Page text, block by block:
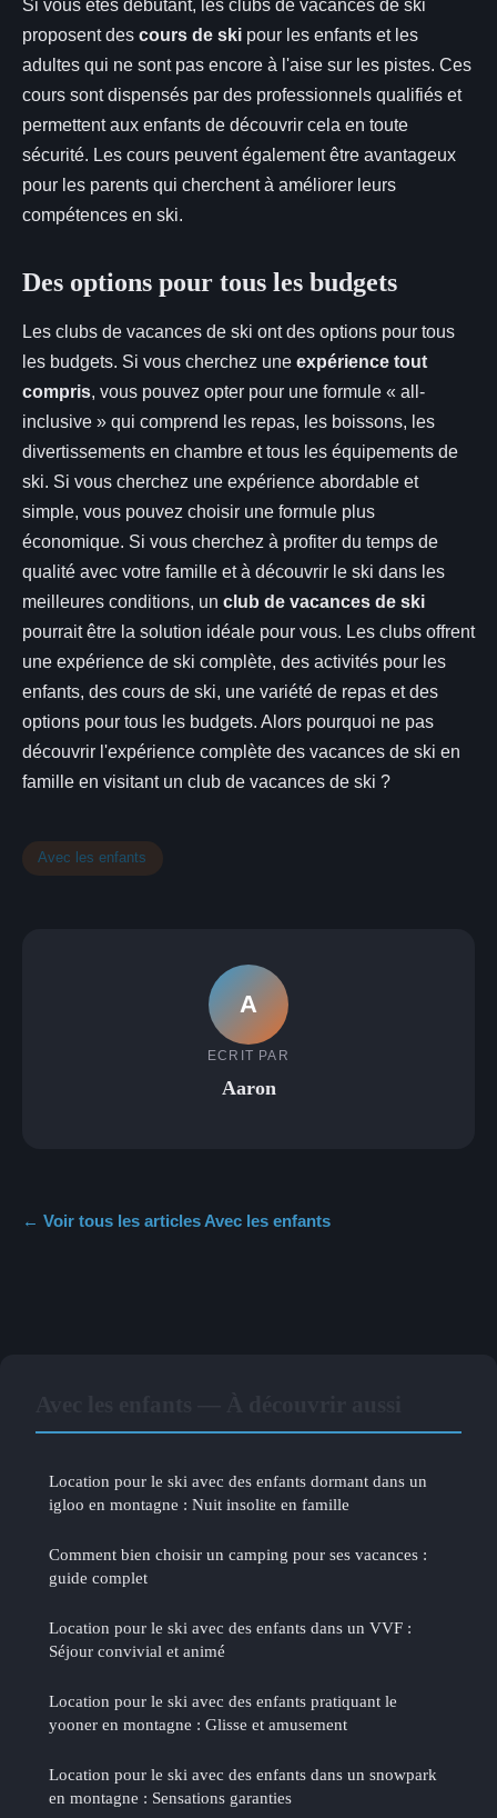
Si vous êtes débutant, les clubs de vacances de ski
proposent des cours de ski pour les enfants et les
adultes qui ne sont pas encore à l'aise sur les pistes. Ces
cours sont dispensés par des professionnels qualifiés et
permettent aux enfants de découvrir cela en toute
sécurité. Les cours peuvent également être avantageux
pour les parents qui cherchent à améliorer leurs
compétences en ski.
Des options pour tous les budgets
Les clubs de vacances de ski ont des options pour tous
les budgets. Si vous cherchez une expérience tout
compris, vous pouvez opter pour une formule « all-
inclusive » qui comprend les repas, les boissons, les
divertissements en chambre et tous les équipements de
ski. Si vous cherchez une expérience abordable et
simple, vous pouvez choisir une formule plus
économique. Si vous cherchez à profiter du temps de
qualité avec votre famille et à découvrir le ski dans les
meilleures conditions, un club de vacances de ski
pourrait être la solution idéale pour vous. Les clubs offrent
une expérience de ski complète, des activités pour les
enfants, des cours de ski, une variété de repas et des
options pour tous les budgets. Alors pourquoi ne pas
découvrir l'expérience complète des vacances de ski en
famille en visitant un club de vacances de ski ?
Avec les enfants
A
ECRIT PAR
Aaron
← Voir tous les articles Avec les enfants
Location pour le ski avec des enfants dormant dans un
igloo en montagne : Nuit insolite en famille
Comment bien choisir un camping pour ses vacances :
guide complet
Location pour le ski avec des enfants dans un VVF :
Séjour convivial et animé
Location pour le ski avec des enfants pratiquant le
yooner en montagne : Glisse et amusement
Location pour le ski avec des enfants dans un snowpark
en montagne : Sensations garanties